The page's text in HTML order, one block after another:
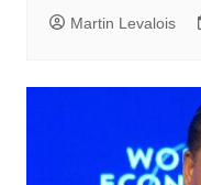
Martin Levalois